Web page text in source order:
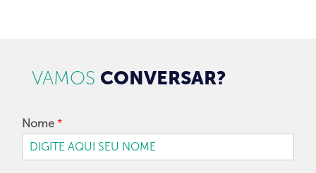
VAMOS CONVERSAR?
Nome *